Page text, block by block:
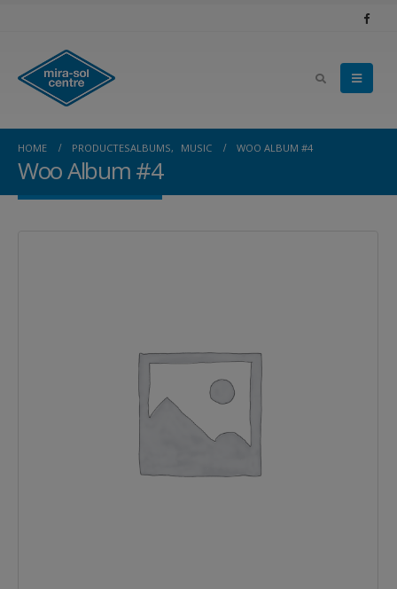
HOME PRODUCTESALBUMS, MUSIC WOO ALBUM #4
Woo Album #4